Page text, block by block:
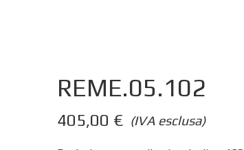
REME.05.102
(IVA esclusa)
405,00 €